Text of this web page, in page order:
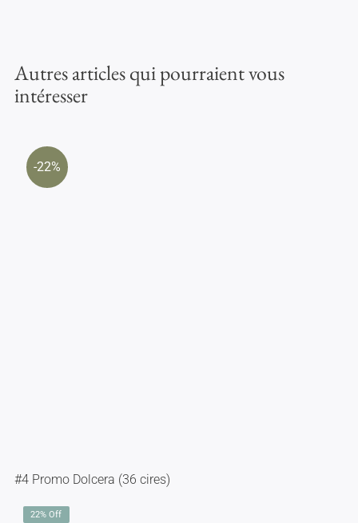
Autres articles qui pourraient vous
intéresser
-22%
#4 Promo Dolcera (36 cires)
22% Off